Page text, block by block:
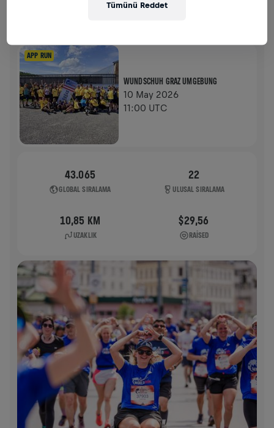
APP RUN
WUNDSCHUH GRAZ UMGEBUNG
10 May 2026
11:00 UTC
43.065
GLOBAL SIRALAMA
22
ULUSAL SIRALAMA
10,85 KM
UZAKLIK
$29,56
RAISED
Tümünü Reddet